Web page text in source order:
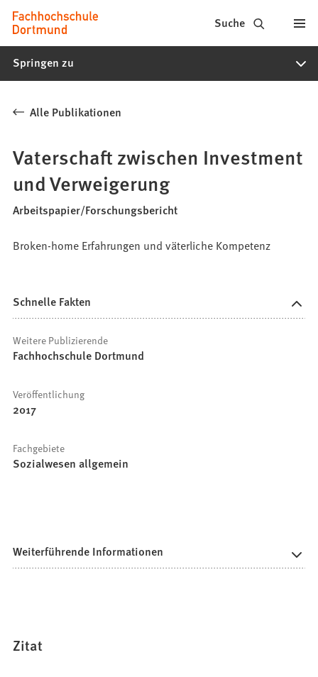
Inhalt anspringen
Fachhochschule
Dortmund
-
Studiengänge,
Bewerbung
Suche
Springen zu
Alle Publikationen
Vaterschaft zwischen Investment
und Verweigerung
Arbeitspapier/Forschungsbericht
Broken-home Erfahrungen und väterliche Kompetenz
Schnelle Fakten
Weitere Publizierende
Fachhochschule Dortmund
Veröffentlichung
2017
Fachgebiete
Sozialwesen allgemein
Weiterführende Informationen
Zitat